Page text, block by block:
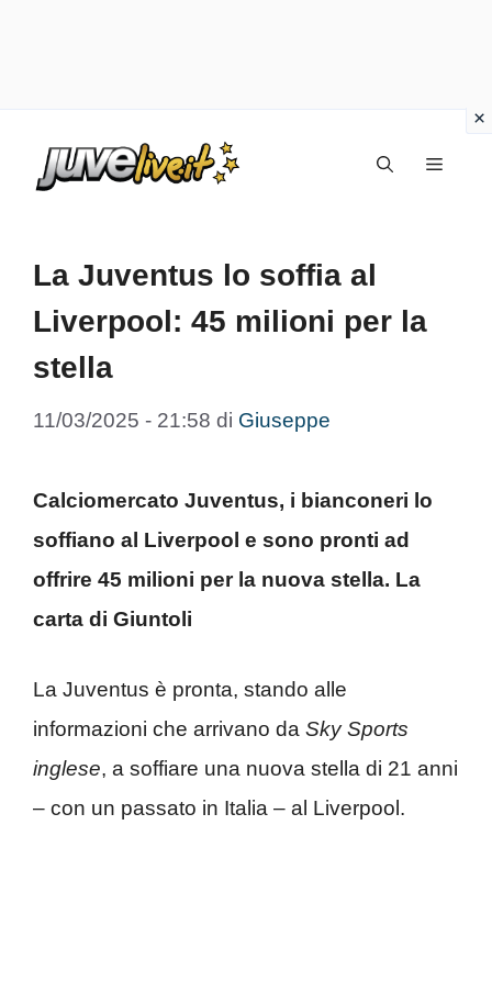
Menu
La Juventus lo soffia al
Liverpool: 45 milioni per la
stella
11/03/2025 - 21:58 di Giuseppe
Calciomercato Juventus, i bianconeri lo
soffiano al Liverpool e sono pronti ad
offrire 45 milioni per la nuova stella. La
carta di Giuntoli
La Juventus è pronta, stando alle
informazioni che arrivano da Sky Sports
inglese, a soffiare una nuova stella di 21 anni
– con un passato in Italia – al Liverpool.